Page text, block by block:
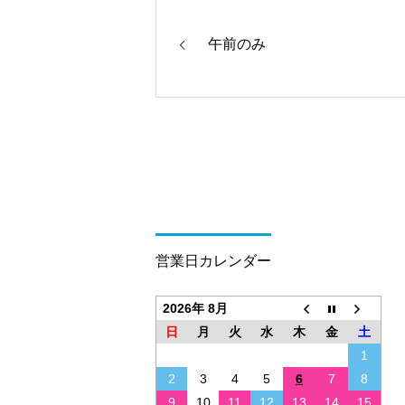
午前のみ
営業日カレンダー
2026年 8月
日
月 火 水 木 金
土
1
2
3 4 5 6 7
8